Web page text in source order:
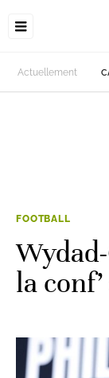
Actuellement
FOOTBALL
la